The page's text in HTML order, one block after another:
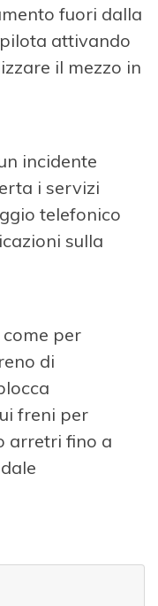
fuori dalla
attivando
il mezzo in
incidente
i servizi
telefonico
sulla
per
di
freni per
arretri fino a